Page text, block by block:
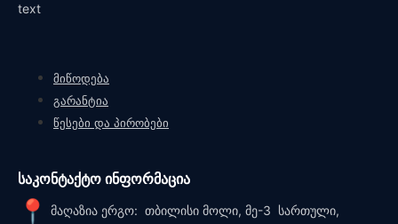
text
მიწოდება
გარანტია
წესები და პირობები
საკონტაქტო ინფორმაცია
მაღაზია ერგო: თბილისი მოლი, მე-3 სართული,